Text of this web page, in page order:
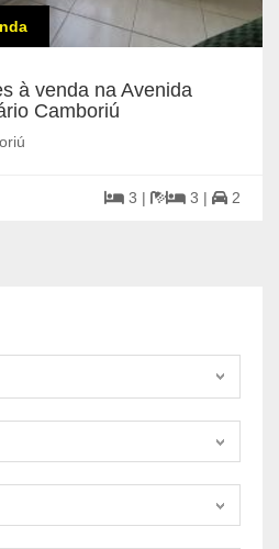
à venda na Avenida
Camboriú
3 | 3 | 2